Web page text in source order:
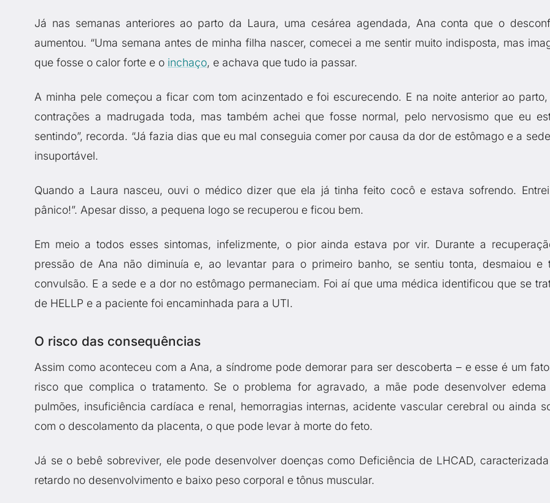
Já nas semanas anteriores ao parto da Laura, uma cesárea agendada, Ana conta que o
aumentou. “Uma semana antes de minha filha nascer, comecei a me sentir muito indisposta, mas
que fosse o calor forte e o inchaço, e achava que tudo ia passar.
A minha pele começou a ficar com tom acinzentado e foi escurecendo. E na noite anterior ao
contrações a madrugada toda, mas também achei que fosse normal, pelo nervosismo que eu
sentindo”, recorda. “Já fazia dias que eu mal conseguia comer por causa da dor de estômago e a
insuportável.
Quando a Laura nasceu, ouvi o médico dizer que ela já tinha feito cocô e estava sofrendo.
pânico!”. Apesar disso, a pequena logo se recuperou e ficou bem.
Em meio a todos esses sintomas, infelizmente, o pior ainda estava por vir. Durante a
pressão de Ana não diminuía e, ao levantar para o primeiro banho, se sentiu tonta, desmaiou e
convulsão. E a sede e a dor no estômago permaneciam. Foi aí que uma médica identificou que se
de HELLP e a paciente foi encaminhada para a UTI.
O risco das consequências
Assim como aconteceu com a Ana, a síndrome pode demorar para ser descoberta – e esse é um
risco que complica o tratamento. Se o problema for agravado, a mãe pode desenvolver edema
pulmões, insuficiência cardíaca e renal, hemorragias internas, acidente vascular cerebral ou ainda
com o descolamento da placenta, o que pode levar à morte do feto.
Já se o bebê sobreviver, ele pode desenvolver doenças como Deficiência de LHCAD,
retardo no desenvolvimento e baixo peso corporal e tônus muscular.